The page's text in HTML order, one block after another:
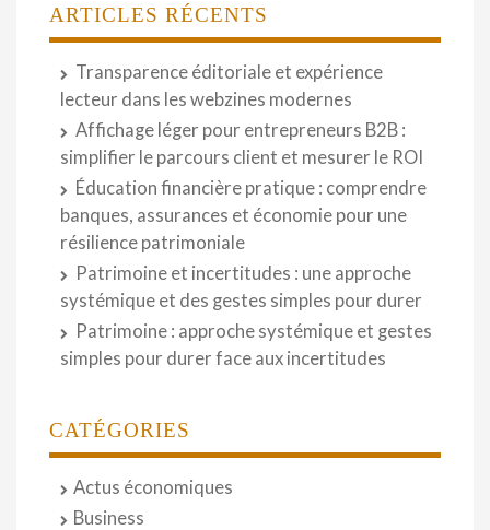
ARTICLES RÉCENTS
Transparence éditoriale et expérience
lecteur dans les webzines modernes
Affichage léger pour entrepreneurs B2B :
simplifier le parcours client et mesurer le ROI
Éducation financière pratique : comprendre
banques, assurances et économie pour une
résilience patrimoniale
Patrimoine et incertitudes : une approche
systémique et des gestes simples pour durer
Patrimoine : approche systémique et gestes
simples pour durer face aux incertitudes
CATÉGORIES
Actus économiques
Business